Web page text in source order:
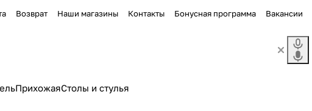
Возврат Наши магазины Контакты Бонусная программа Вакансии
ПрихожаяСтолы и стулья